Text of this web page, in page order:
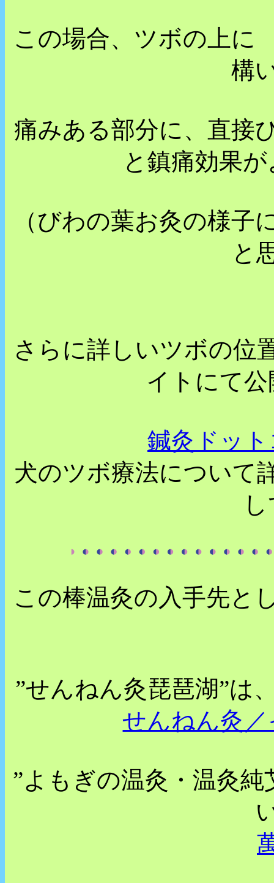
この場合、ツボの上
構
痛みある部分に、直
と鎮痛効果
（びわの葉お灸の様
と
さらに詳しいツボの
イトにて
鍼灸ドッ
犬のツボ療法について
この棒温灸の入手先
”せんねん灸琵琶湖”は
せんねん灸
”よもぎの温灸・温灸